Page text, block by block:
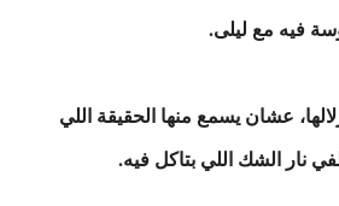
فيه مع ليلى.
عشان يسمع منها الحقيقة اللي
نار الشك اللي بتاكل فيه.